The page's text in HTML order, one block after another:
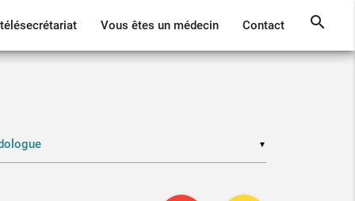
Vous êtes un médecin Contact search
▼